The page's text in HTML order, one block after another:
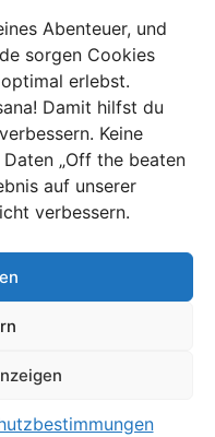
Abenteuer, und
sorgen Cookies
erlebst.
Damit hilfst du
Keine
„Off the beaten
auf unserer
verbessern.
Lucia – die beiden
liegt mitten im Park,
hieß der Park sogar
der einen Seite
mit der Außenwelt.
frei durchs Dorf! St.
in Südafrika.
wird, kommen die
Straßen oder auf